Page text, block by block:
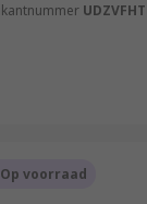
Op voorraad